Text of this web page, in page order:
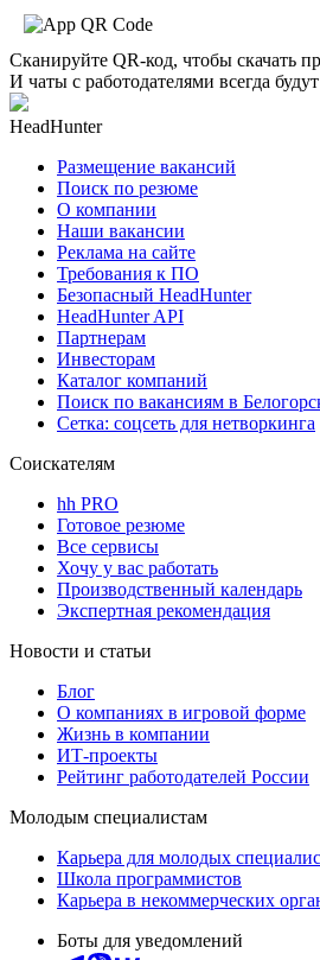
Сканируйте QR-код, чтобы скачать
И чаты с работодателями всегда
HeadHunter
Размещение вакансий
Поиск по резюме
О компании
Наши вакансии
Реклама на сайте
Требования к ПО
Безопасный HeadHunter
HeadHunter API
Партнерам
Инвесторам
Каталог компаний
Поиск по вакансиям в
Сетка: соцсеть для нетворкинга
Соискателям
hh PRO
Готовое резюме
Все сервисы
Хочу у вас работать
Производственный календарь
Экспертная рекомендация
Новости и статьи
Блог
О компаниях в игровой форме
Жизнь в компании
ИТ-проекты
Рейтинг работодателей России
Молодым специалистам
Карьера для молодых
Школа программистов
Карьера в некоммерческих
Боты для уведомлений